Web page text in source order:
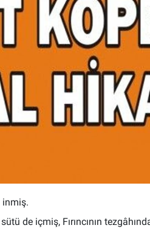
inmiş.
de içmiş, Fırıncının